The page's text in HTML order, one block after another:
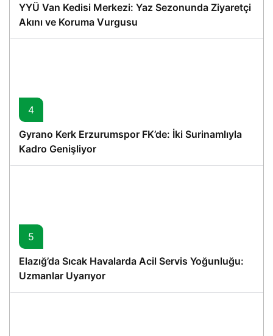
YYÜ Van Kedisi Merkezi: Yaz Sezonunda Ziyaretçi
Akını ve Koruma Vurgusu
4
Gyrano Kerk Erzurumspor FK’de: İki Surinamlıyla
Kadro Genişliyor
5
Elazığ’da Sıcak Havalarda Acil Servis Yoğunluğu:
Uzmanlar Uyarıyor